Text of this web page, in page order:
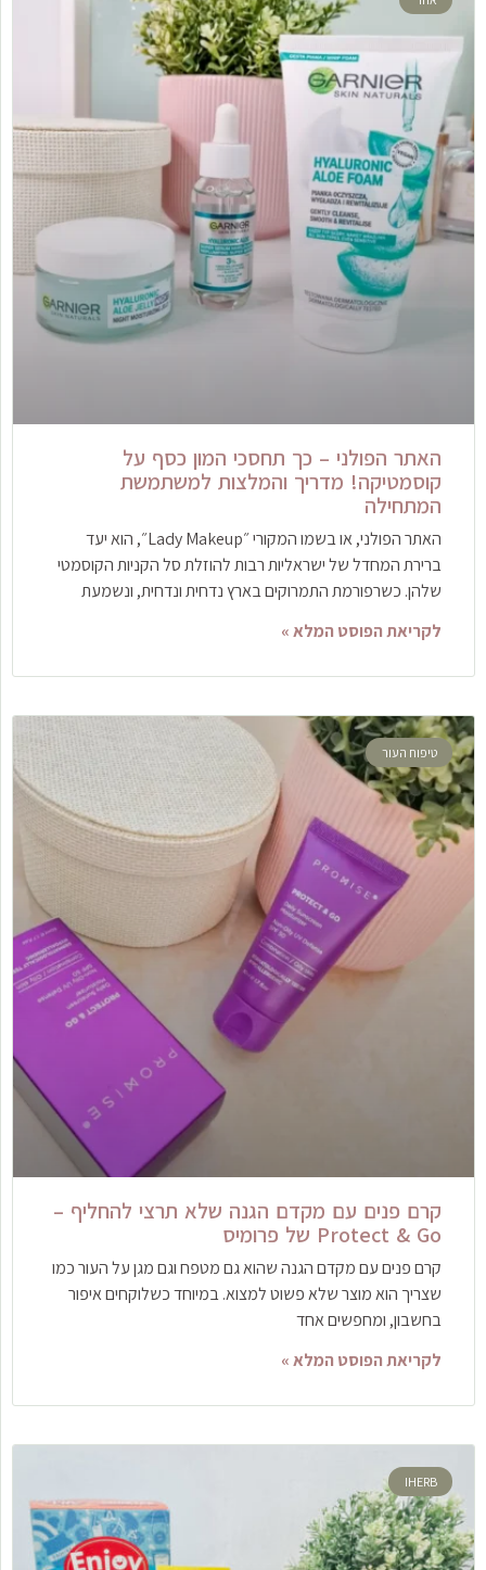
האתר הפולני – כך תחסכי המון כסף על
קוסמטיקה! מדריך והמלצות למשתמשת
המתחילה
האתר הפולני, או בשמו המקורי ״Lady Makeup״, הוא יעד
ברירת המחדל של ישראליות רבות להוזלת סל הקניות הקוסמטי
שלהן. כשרפורמת התמרוקים בארץ נדחית ונדחית, ונשמעת
לקריאת הפוסט המלא »
טיפוח העור
קרם פנים עם מקדם הגנה שלא תרצי להחליף –
Protect & Go של פרומיס
קרם פנים עם מקדם הגנה שהוא גם מטפח וגם מגן על העור כמו
שצריך הוא מוצר שלא פשוט למצוא. במיוחד כשלוקחים איפור
בחשבון, ומחפשים אחד
לקריאת הפוסט המלא »
IHERB